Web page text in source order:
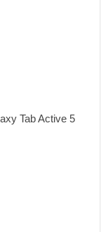
Tab Active 5